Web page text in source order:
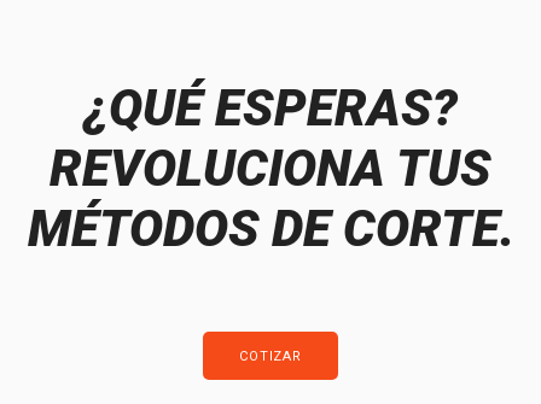
¿QUÉ ESPERAS?
REVOLUCIONA TUS
MÉTODOS DE CORTE.
COTIZAR